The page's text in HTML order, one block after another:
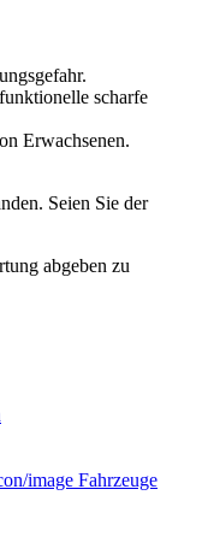
scharfe
Erwachsenen.
Seien Sie der
abgeben zu
Fahrzeuge